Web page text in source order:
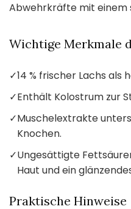
Abwehrkräfte mit einem
Wichtige Merkmale
✓14 % frischer Lachs als
✓Enthält Kolostrum zur
✓Muschelextrakte
Knochen.
✓Ungesättigte
Haut und ein
Praktische Hinweise